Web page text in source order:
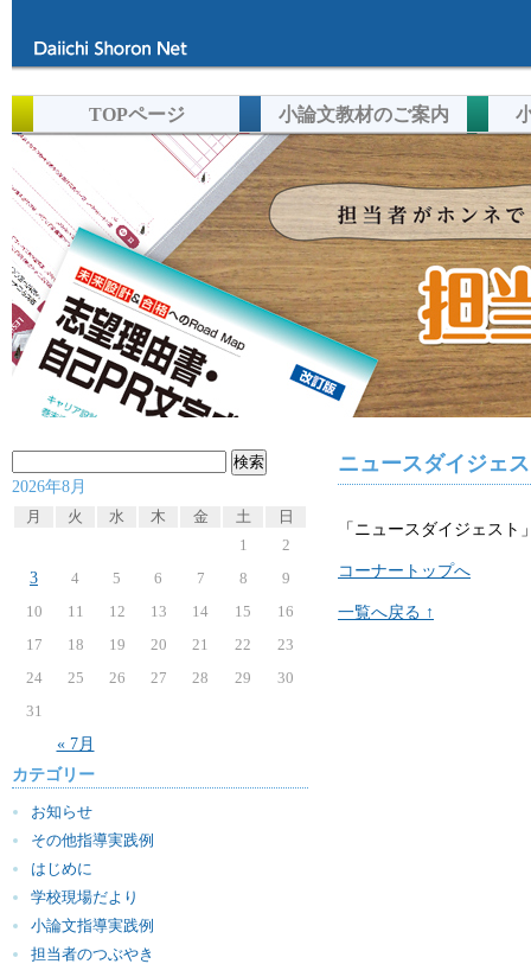
TOPページ 小論文教材のご案内
索:
2026年8月
月
火 水 木 金 土 日
« 7月
1
2
3
4 5 6 7 8
9
10
11 12 13 14 15
16
17
18 19 20 21 22
23
24
25 26 27 28 29
30
31
カテゴリー
お知らせ
その他指導実践例
はじめに
学校現場だより
小論文指導実践例
担当者のつぶやき
ニュースダイジェ
「ニュースダイジェス
コーナートップへ
一覧へ戻る ↑